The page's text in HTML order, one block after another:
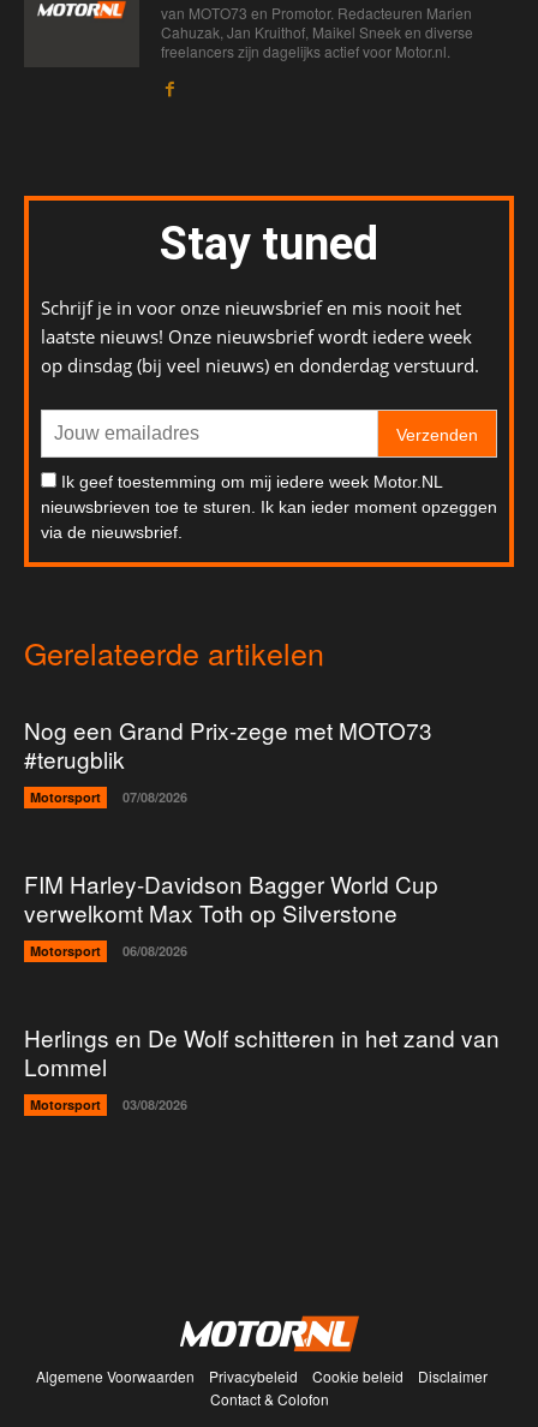
van MOTO73 en Promotor. Redacteuren Marien
Cahuzak, Jan Kruithof, Maikel Sneek en diverse
freelancers zijn dagelijks actief voor Motor.nl.
Stay tuned
Schrijf je in voor onze nieuwsbrief en mis nooit het
laatste nieuws! Onze nieuwsbrief wordt iedere week
op dinsdag (bij veel nieuws) en donderdag verstuurd.
Verzenden
Ik geef toestemming om mij iedere week Motor.NL
nieuwsbrieven toe te sturen. Ik kan ieder moment opzeggen
via de nieuwsbrief.
Gerelateerde artikelen
Nog een Grand Prix-zege met MOTO73
#terugblik
Motorsport 07/08/2026
FIM Harley-Davidson Bagger World Cup
verwelkomt Max Toth op Silverstone
Motorsport 06/08/2026
Herlings en De Wolf schitteren in het zand van
Lommel
Motorsport 03/08/2026
Algemene Voorwaarden Privacybeleid Cookie beleid
Disclaimer
Contact & Colofon